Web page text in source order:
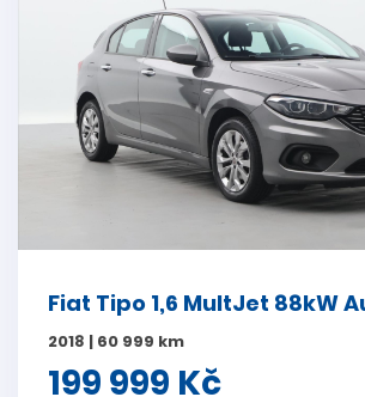
Fiat Tipo 1,6 MultJet 88kW
2018 | 60 999 km
199 999 Kč